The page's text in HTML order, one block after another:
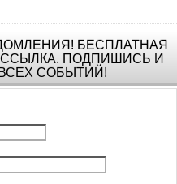
БЕСПЛАТНАЯ
ПОДПИШИСЬ И
СОБЫТИЙ!